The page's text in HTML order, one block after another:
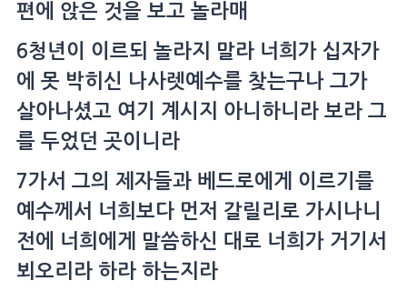
편에 앉은 것을 보고 놀라매
6청년이 이르되 놀라지 말라 너희가 십자가
에 못 박히신 나사렛예수를 찾는구나 그가
살아나셨고 여기 계시지 아니하니라 보라 그
를 두었던 곳이니라
7가서 그의 제자들과 베드로에게 이르기를
예수께서 너희보다 먼저 갈릴리 로 가시나니
전에 너희에게 말씀하신 대로 너희가 거기서
뵈오리라 하라 하는지라